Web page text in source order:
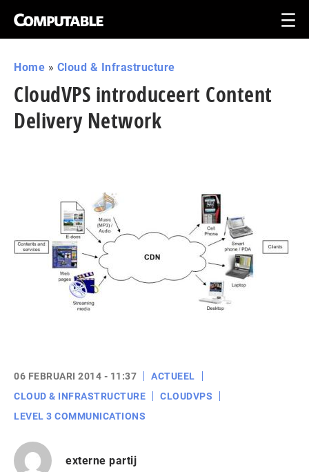
Home » Cloud & Infrastructure
CloudVPS introduceert Content
Delivery Network
06 FEBRUARI 2014 - 11:37
ACTUEEL
CLOUD & INFRASTRUCTURE
CLOUDVPS
LEVEL 3 COMMUNICATIONS
externe partij